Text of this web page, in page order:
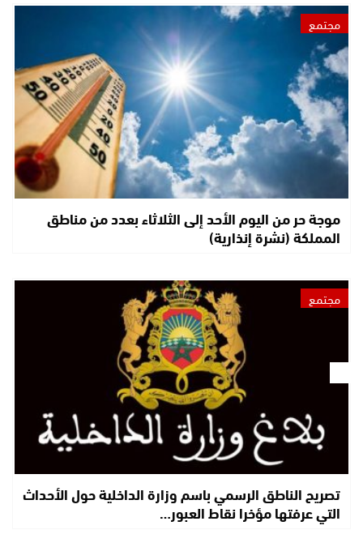
مجتمع
موجة حر من اليوم الأحد إلى الثلاثاء بعدد من مناطق
المملكة (نشرة إنذارية)
مجتمع
تصريح الناطق الرسمي باسم وزارة الداخلية حول الأحداث
التي عرفتها مؤخرا نقاط العبور…